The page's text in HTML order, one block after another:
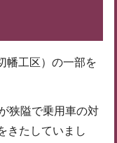
幡工区）の一部を
狭隘で乗用車の対
きたしていまし